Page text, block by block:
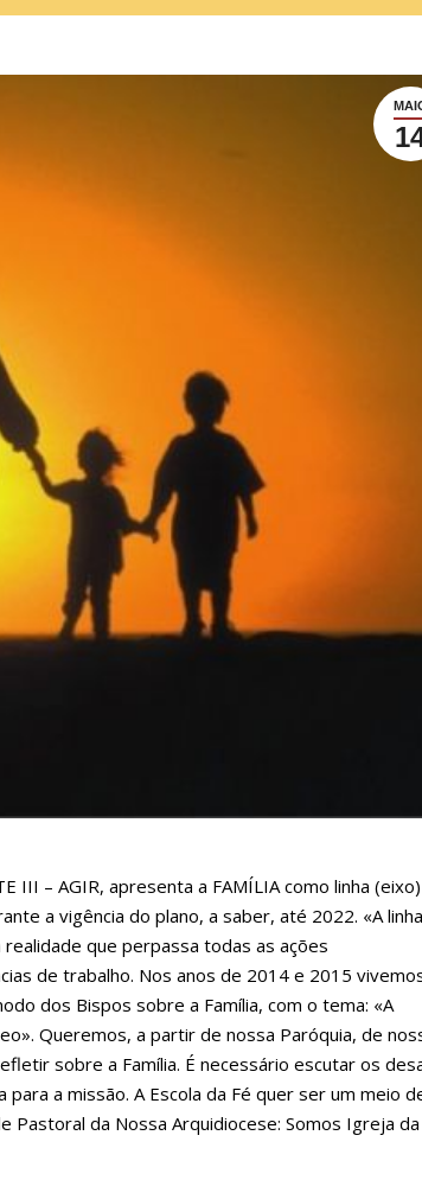
III – AGIR, apresenta a FAMÍLIA como linha (eixo)
a vigência do plano, a saber, até 2022. «A linha
que perpassa todas as ações
de trabalho. Nos anos de 2014 e 2015
dos Bispos sobre a Família, com o tema: «A
Queremos, a partir de nossa Paróquia, de
sobre a Família. É necessário escutar os
a missão. A Escola da Fé quer ser um meio
Pastoral da Nossa Arquidiocese: Somos Igreja da